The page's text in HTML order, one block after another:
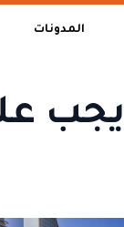
المدونات
دبي؟